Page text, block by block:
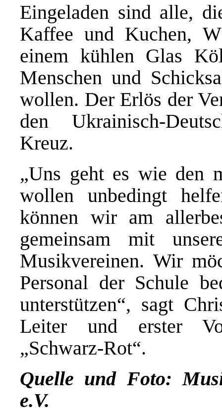
Eingeladen sind alle,
Kaffee und Kuchen,
einem kühlen Glas
Menschen und
wollen. Der Erlös der
den Ukrainisch-
Kreuz.
„Uns geht es wie den
wollen unbedingt
können wir am
gemeinsam mit
Musikvereinen. Wir
Personal der Schule
unterstützen“, sagt
Leiter und erster
„Schwarz-Rot“.
Quelle und Foto:
e.V.